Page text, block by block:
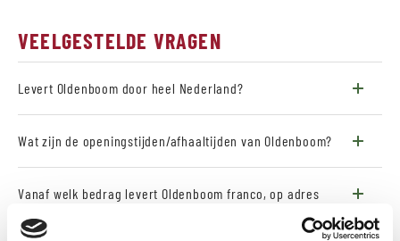
VEELGESTELDE VRAGEN
Levert Oldenboom door heel Nederland?
Wat zijn de openingstijden/afhaaltijden van Oldenboom?
Vanaf welk bedrag levert Oldenboom franco, op adres
binnen Nederland?